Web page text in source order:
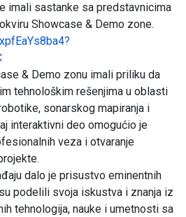
imali sastanke sa predstavnicima
Showcase & Demo zone.
& Demo zonu imali priliku da
tehnološkim rešenjima u oblasti
sonarskog mapiranja i
interaktivni deo omogućio je
veza i otvaranje
dalo je prisustvo eminentnih
podelili svoja iskustva i znanja iz
tehnologija, nauke i umetnosti sa